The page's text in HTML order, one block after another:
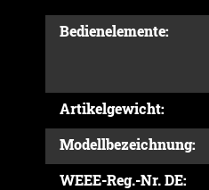
Bedienelemente:
Artikelgewicht:
Modellbezeichnung:
WEEE-Reg.-Nr. DE: